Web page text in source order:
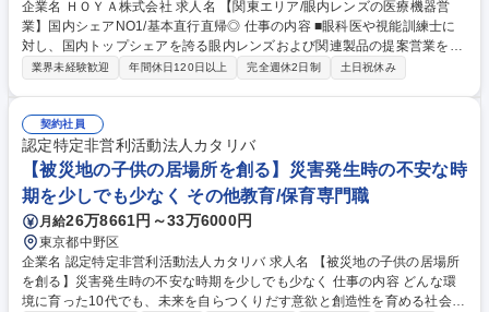
企業名 ＨＯＹＡ株式会社 求人名 【関東エリア/眼内レンズの医療機器営
業】国内シェアNO1/基本直行直帰◎ 仕事の内容 ■眼科医や視能訓練士に
対し、国内トップシェアを誇る眼内レンズおよび関連製品の提案営業を行
います。説明会や勉強会の企画、販売代理店（ディーラー）との連携を通
します。 身体への負担が少ない、小切開白内障手術に対応した挿入器具付
き眼内レンズを中心に国内トップの市場シェアを確立しているため、ドク
ターへの提案のしやすさは抜群です。 入社後は製品知識や医療業界の基礎
を学ぶ研修があり、異業界出身者も多数活躍しています。 募集職種 【関
東エリア/眼内レンズの医療機器営業】国内シェアNO1/基本直行直帰◎
業界未経験歓迎 年間休日120日以上 完全週休2日制 土日祝休み
契約社員
認定特定非営利活動法人カタリバ
【被災地の子供の居場所を創る】災害発生時の不安な時
期を少しでも少なく その他教育/保育専門職
月給26万8661円～33万6000円
東京都中野区
企業名 認定特定非営利活動法人カタリバ 求人名 【被災地の子供の居場所
を創る】災害発生時の不安な時期を少しでも少なく 仕事の内容 どんな環
境に育った10代でも、未来を自らつくりだす意欲と創造性を育める社会を